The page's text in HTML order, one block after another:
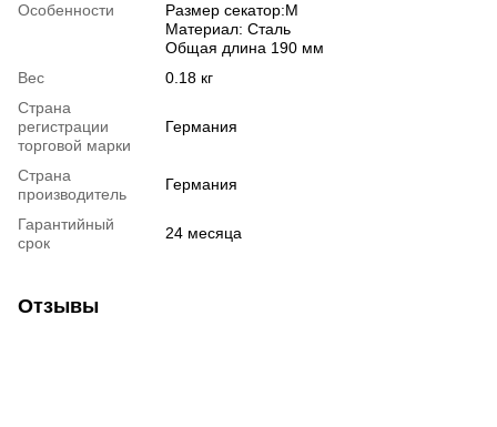
Особенности
Размер секатор:M
Материал: Сталь
Общая длина 190 мм
Вес
0.18 кг
Страна
регистрации
торговой марки
Германия
Страна
производитель
Германия
Гарантийный
срок
24 месяца
Отзывы